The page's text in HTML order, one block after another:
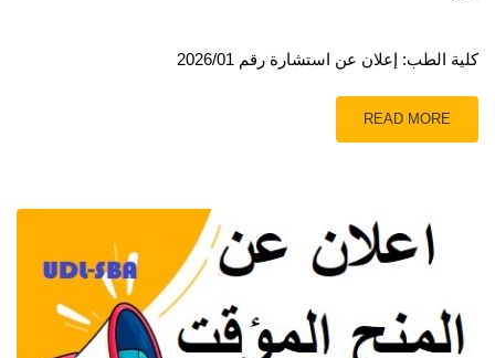
كلية الطب: إعلان عن استشارة رقم 2026/01
READ MORE